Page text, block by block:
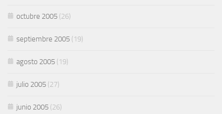
octubre 2005 (26)
septiembre 2005 (19)
agosto 2005 (19)
julio 2005 (27)
junio 2005 (26)